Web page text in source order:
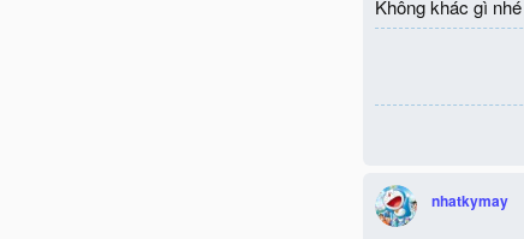
Không khác gì
nhatkymay